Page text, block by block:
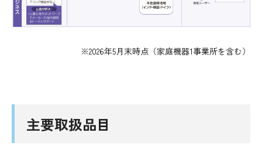
※2026年5月末時点（家庭機器1事業所を含む）
主要取扱品目